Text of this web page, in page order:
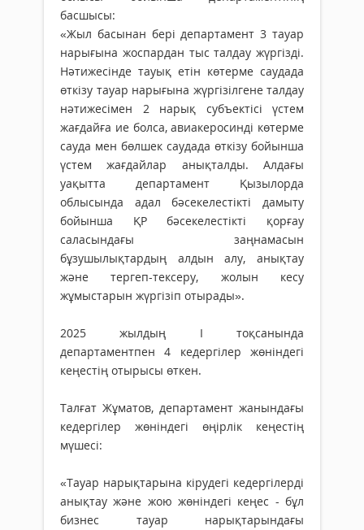
басшысы:
«Жыл басынан бері департамент 3 тауар
нарығына жоспардан тыс талдау жүргізді.
Нәтижесінде тауық етін көтерме саудада
өткізу тауар нарығына жүргізілгене талдау
нәтижесімен 2 нарық субъектісі үстем
жағдайға ие болса, авиакеросинді көтерме
сауда мен бөлшек саудада өткізу бойынша
үстем жағдайлар анықталды. Алдағы
уақытта департамент Қызылорда
облысында адал бәсекелестікті дамыту
бойынша ҚР бәсекелестікті қорғау
саласындағы заңнамасын
бұзушылықтардың алдын алу, анықтау
және тергеп-тексеру, жолын кесу
жұмыстарын жүргізіп отырады».
2025 жылдың І тоқсанында
департаментпен 4 кедергілер жөніндегі
кеңестің отырысы өткен.
Талғат Жұматов, департамент жанындағы
кедергілер жөніндегі өңірлік кеңестің
мүшесі:
«Тауар нарықтарына кірудегі кедергілерді
анықтау және жою жөніндегі кеңес - бұл
бизнес тауар нарықтарындағы